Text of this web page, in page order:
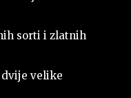
sorti i zlatnih
dvije velike